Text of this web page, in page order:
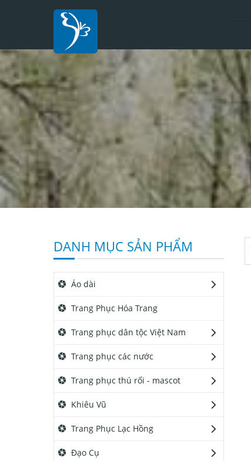
DANH MỤC SẢN PHẨM
Áo dài
Trang Phục Hóa Trang
Trang phục dân tộc Việt Nam
Trang phục các nước
Trang phục thú rối - mascot
Khiêu Vũ
Trang Phục Lạc Hồng
Đạo Cụ